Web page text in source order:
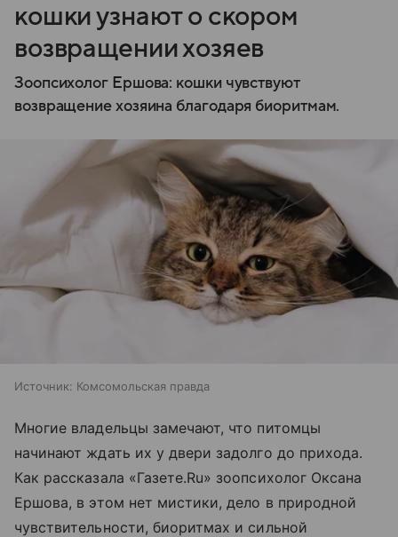
кошки узнают о скором
возвращении хозяев
Зоопсихолог Ершова: кошки чувствуют
возвращение хозяина благодаря биоритмам.
Источник: Комсомольская правда
Многие владельцы замечают, что питомцы
начинают ждать их у двери задолго до прихода.
Как рассказала «Газете.Ru» зоопсихолог Оксана
Ершова, в этом нет мистики, дело в природной
чувствительности, биоритмах и сильной